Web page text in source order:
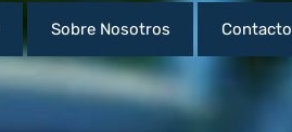
Sobre Nosotros Contacto